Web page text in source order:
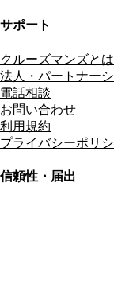
サポート
クルーズマンズとは
法人・パートナー
電話相談
お問い合わせ
利用規約
プライバシーポリ
信頼性・届出